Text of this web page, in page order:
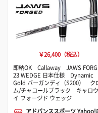
￥26,400（税込）
即納OK Callaway JAWS
23 WEDGE 日本仕様 Dynamic
Gold バーガンディ（S200） ク
ム/チャコールブラック キャロ
イ フォージド ウェッジ
アドバンススポーツ Yahoo!